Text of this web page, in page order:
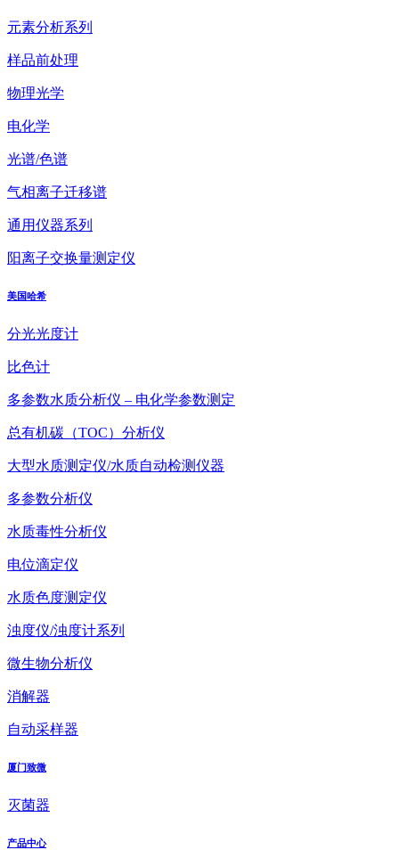
元素分析系列
样品前处理
物理光学
电化学
光谱/色谱
气相离子迁移谱
通用仪器系列
阳离子交换量测定仪
美国哈希
分光光度计
比色计
多参数水质分析仪 – 电化学参数测定
总有机碳（TOC）分析仪
大型水质测定仪/水质自动检测仪器
多参数分析仪
水质毒性分析仪
电位滴定仪
水质色度测定仪
浊度仪/浊度计系列
微生物分析仪
消解器
自动采样器
厦门致微
灭菌器
产品中心